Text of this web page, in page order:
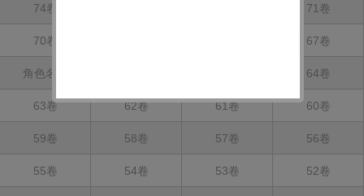
74卷 71卷
70卷 67卷
角色名鑒 64卷
63卷 62卷 61卷 60卷
59卷 58卷 57卷 56卷
55卷 54卷 53卷 52卷